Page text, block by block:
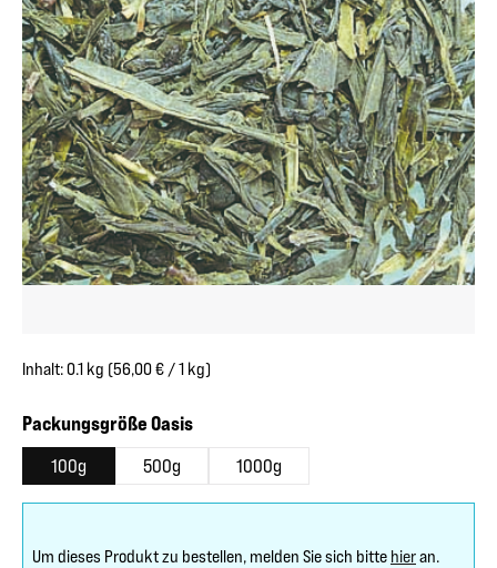
Inhalt:0.1 kg (56,00 € / 1 kg)
Packungsgröße Oasisauswählen
100g 500g 1000g
Um dieses Produkt zu bestellen, melden Sie sich bitte hieran.